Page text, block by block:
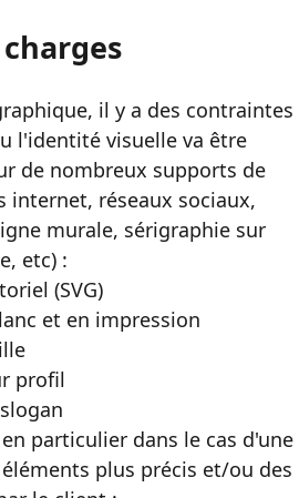
il y a des contraintes
l'identité visuelle va être
de nombreux supports de
internet, réseaux sociaux,
murale, sérigraphie sur
etc) :
(SVG)
et en impression
profil
particulier dans le cas d'une
plus précis et/ou des